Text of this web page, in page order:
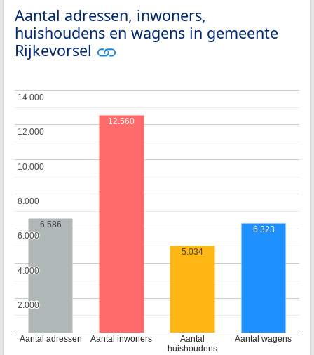
Aantal adressen, inwoners,
huishoudens en wagens in gemeente
Rijkevorsel
Aantal adressen Aantal inwoners
Aantal
huishoudens
Aantal wagens
2.000
2.000
4.000
4.000
6.000
6.000
8.000
8.000
10.000
10.000
12.000
12.000
14.000
14.000
6.586
12.560
5.034
6.323